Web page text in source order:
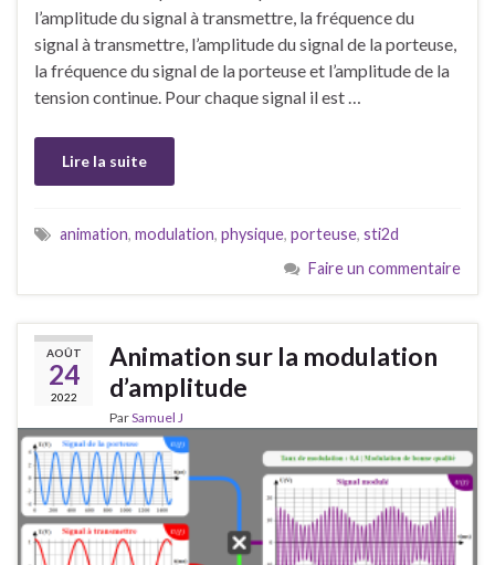
l’amplitude du signal à transmettre, la fréquence du
signal à transmettre, l’amplitude du signal de la porteuse,
la fréquence du signal de la porteuse et l’amplitude de la
tension continue. Pour chaque signal il est …
Lire la suite
animation, modulation, physique, porteuse, sti2d
Faire un commentaire
AOÛT
24
2022
Animation sur la modulation
d’amplitude
ParSamuel J